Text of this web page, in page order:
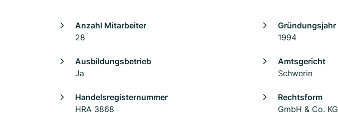
Anzahl Mitarbeiter
28
Gründungsjahr
1994
Ausbildungsbetrieb
Ja
Amtsgericht
Schwerin
Handelsregisternummer
HRA 3868
Rechtsform
GmbH & Co. KG